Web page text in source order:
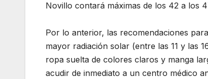
Novillo contará máximas de los 42 a los
Por lo anterior, las recomendaciones
mayor radiación solar (entre las 11 y las
ropa suelta de colores claros y manga
acudir de inmediato a un centro médico